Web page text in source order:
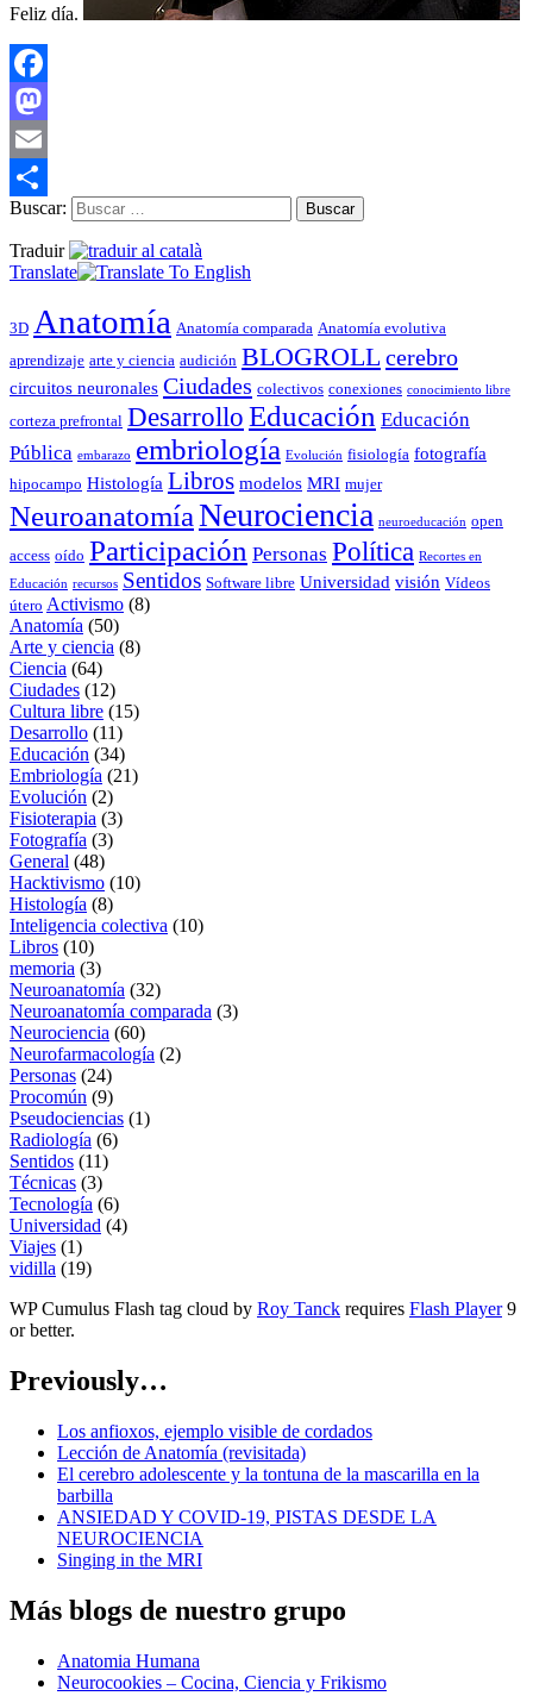
Feliz día.
Facebook
Mastodon
Email
Compartir
Buscar:
Traduir
Translate
3D Anatomía Anatomía comparada Anatomía evolutiva
aprendizaje arte y ciencia audición BLOGROLLcerebro
circuitos neuronales Ciudades colectivos conexiones conocimiento libre
corteza prefrontal Desarrollo Educación Educación
Pública embarazo embriología Evolución fisiología fotografía
hipocampo Histología Libros modelos MRI mujer
NeuroanatomíaNeurociencia neuroeducación open
access oído Participación Personas Política Recortes en
Educación recursos Sentidos Software libre Universidad visión Vídeos
útero Activismo (8)
Anatomía (50)
Arte y ciencia (8)
Ciencia (64)
Ciudades (12)
Cultura libre (15)
Desarrollo (11)
Educación (34)
Embriología (21)
Evolución (2)
Fisioterapia (3)
Fotografía (3)
General (48)
Hacktivismo (10)
Histología (8)
Inteligencia colectiva (10)
Libros (10)
memoria (3)
Neuroanatomía (32)
Neuroanatomía comparada (3)
Neurociencia (60)
Neurofarmacología (2)
Personas (24)
Procomún (9)
Pseudociencias (1)
Radiología (6)
Sentidos (11)
Técnicas (3)
Tecnología (6)
Universidad (4)
Viajes (1)
vidilla (19)
WP Cumulus Flash tag cloud by Roy Tanck requires Flash Player9
or better.
Previously…
Los anfioxos, ejemplo visible de cordados
Lección de Anatomía (revisitada)
El cerebro adolescente y la tontuna de la mascarilla en la
barbilla
ANSIEDAD Y COVID-19, PISTAS DESDE LA
NEUROCIENCIA
Singing in the MRI
Más blogs de nuestro grupo
Anatomia Humana
Neurocookies – Cocina, Ciencia y Frikismo